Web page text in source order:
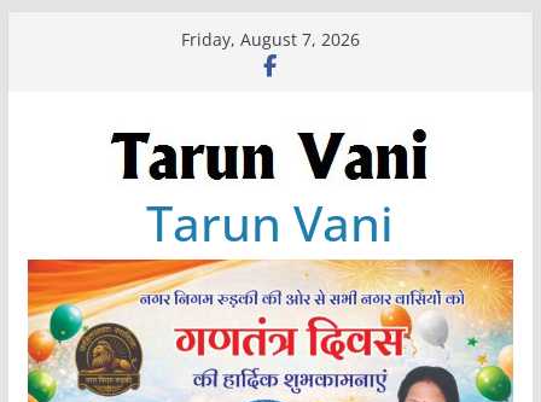
Friday, August 7, 2026
Tarun Vani